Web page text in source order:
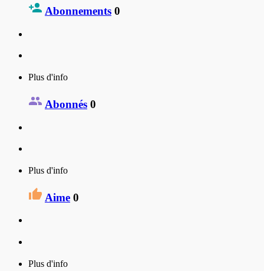
Abonnements 0
Plus d'info
Abonnés 0
Plus d'info
Aime 0
Plus d'info